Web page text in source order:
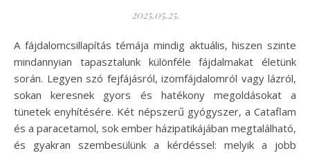
2025.05.25.
A fájdalomcsillapítás témája mindig aktuális, hiszen szinte
mindannyian tapasztalunk különféle fájdalmakat életünk
során. Legyen szó fejfájásról, izomfájdalomról vagy lázról,
sokan keresnek gyors és hatékony megoldásokat a
tünetek enyhítésére. Két népszerű gyógyszer, a Cataflam
és a paracetamol, sok ember házipatikájában megtalálható,
és gyakran szembesülünk a kérdéssel: melyik a jobb